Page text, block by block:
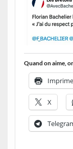
Quand on aime,
X